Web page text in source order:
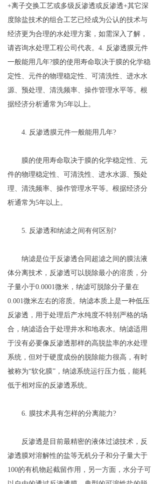
+离子交换工艺或多级反渗透或反渗透+其它深
度除盐技术的组合工艺已经成为公认的技术与
经济更为合理的水处理方案，如需深入了解，
请咨询水处理工程公司代表。4. 反渗透膜元件
一般能用几年?膜的使用寿命取决于膜的化学稳
定性、元件的物理稳定性、可清洗性、进水水
源、预处理、清洗频率、操作管理水平等。根
据经济分析通常为5年以上。
4. 反渗透膜元件一般能用几年?
膜的使用寿命取决于膜的化学稳定性、元
件的物理稳定性、可清洗性、进水水源、预处
理、清洗频率、操作管理水平等。根据经济分
析通常为5年以上。
5. 反渗透和纳滤之间有何区别?
纳滤是位于反渗透合同超滤之间的膜法液
体分离技术，反渗透可以脱除最小的溶质，分
子量小于0.0001微米，纳滤可脱除分子量在
0.001微米左右的溶质。纳滤本质上是一种低压
反渗透，用于处理后产水纯度不特别严格的场
合，纳滤适合于处理井水和地表水。纳滤适用
于没有必要像反渗透那样的高脱盐率的水处理
系统，但对于硬度成份的脱除能力很高，有时
被称为“软化膜”，纳滤系统运行压力低，能耗
低于相对应的反渗透系统。
6. 膜技术具有怎样的分离能力?
反渗透是目前最精密的液体过滤技术，反
渗透膜对溶解性的盐等无机分子和分子量大于
100的有机物起截留作用，另一方面，水分子可